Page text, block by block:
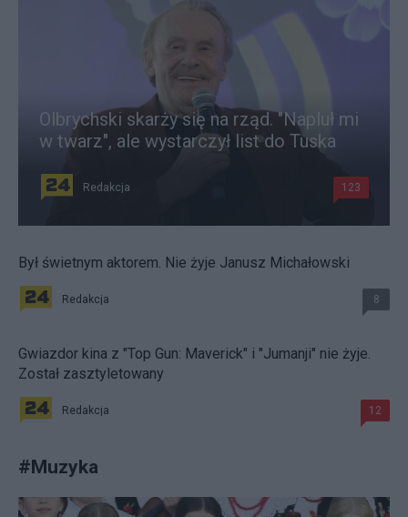
Olbrychski skarży się na rząd. "Napluł mi
w twarz", ale wystarczył list do Tuska
Redakcja 123
Był świetnym aktorem. Nie żyje Janusz Michałowski
Redakcja 8
Gwiazdor kina z "Top Gun: Maverick" i "Jumanji" nie żyje.
Został zasztyletowany
Redakcja 12
#Muzyka